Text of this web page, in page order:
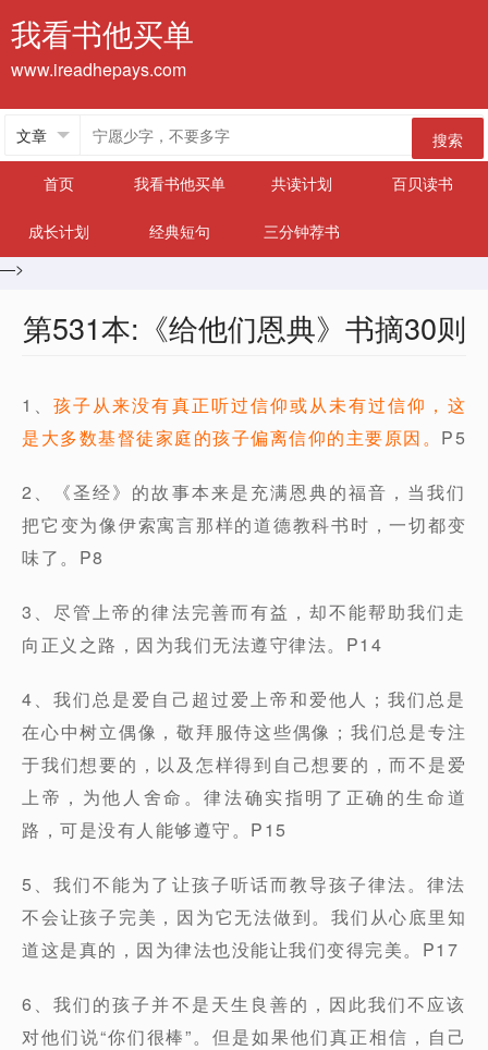
我看书他买单
www.ireadhepays.com
搜索
首页
我看书他买单 共读计划 百贝读书
成长计划 经典短句
三分钟荐书
—>
第531本:《给他们恩典》书摘30则
1、孩子从来没有真正听过信仰或从未有过信仰，这
是大多数基督徒家庭的孩子偏离信仰的主要原因。 P5
2、《圣经》的故事本来是充满恩典的福音，当我们
把它变为像伊索寓言那样的道德教科书时，一切都变
味了。P8
3、尽管上帝的律法完善而有益，却不能帮助我们走
向正义之路，因为我们无法遵守律法。P14
4、我们总是爱自己超过爱上帝和爱他人；我们总是
在心中树立偶像，敬拜服侍这些偶像；我们总是专注
于我们想要的，以及怎样得到自己想要的，而不是爱
上帝，为他人舍命。律法确实指明了正确的生命道
路，可是没有人能够遵守。P15
5、我们不能为了让孩子听话而教导孩子律法。律法
不会让孩子完美，因为它无法做到。我们从心底里知
道这是真的，因为律法也没能让我们变得完美。P17
6、我们的孩子并不是天生良善的，因此我们不应该
对他们说“你们很棒”。但是如果他们真正相信，自己